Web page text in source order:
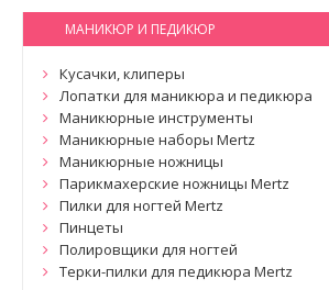
МАНИКЮР И ПЕДИКЮР
Кусачки, клиперы
Лопатки для маникюра и педикюра
Маникюрные инструменты
Маникюрные наборы Mertz
Маникюрные ножницы
Парикмахерские ножницы Mertz
Пилки для ногтей Mertz
Пинцеты
Полировщики для ногтей
Терки-пилки для педикюра Mertz